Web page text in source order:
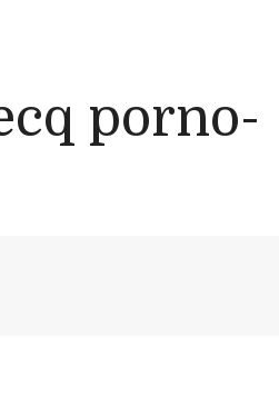
porno-